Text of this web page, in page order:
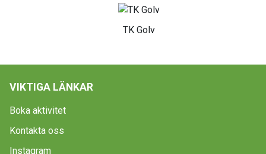
TK Golv
VIKTIGA LÄNKAR
Boka aktivitet
Kontakta oss
Instagram